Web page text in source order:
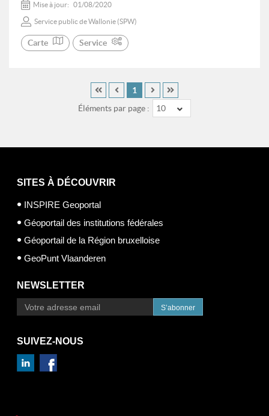
Mise à jour: 01/08/2020
Service public de Wallonie (SPW)
Carte Service
Éléments par page : 10
1
SITES À DÉCOUVRIR
INSPIRE Geoportal
Géoportail des institutions fédérales
Géoportail de la Région bruxelloise
GeoPunt Vlaanderen
NEWSLETTER
S’abonner
SUIVEZ-NOUS